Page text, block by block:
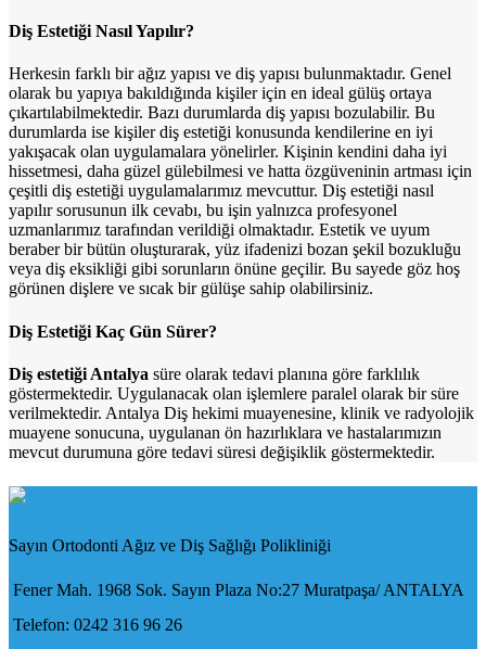
Diş Estetiği Nasıl Yapılır?
Herkesin farklı bir ağız yapısı ve diş yapısı bulunmaktadır. Genel
olarak bu yapıya bakıldığında kişiler için en ideal gülüş ortaya
çıkartılabilmektedir. Bazı durumlarda diş yapısı bozulabilir. Bu
durumlarda ise kişiler diş estetiği konusunda kendilerine en iyi
yakışacak olan uygulamalara yönelirler. Kişinin kendini daha iyi
hissetmesi, daha güzel gülebilmesi ve hatta özgüveninin artması için
çeşitli diş estetiği uygulamalarımız mevcuttur. Diş estetiği nasıl
yapılır sorusunun ilk cevabı, bu işin yalnızca profesyonel
uzmanlarımız tarafından verildiği olmaktadır. Estetik ve uyum
beraber bir bütün oluşturarak, yüz ifadenizi bozan şekil bozukluğu
veya diş eksikliği gibi sorunların önüne geçilir. Bu sayede göz hoş
görünen dişlere ve sıcak bir gülüşe sahip olabilirsiniz.
Diş Estetiği Kaç Gün Sürer?
Diş estetiği Antalya süre olarak tedavi planına göre farklılık
göstermektedir. Uygulanacak olan işlemlere paralel olarak bir süre
verilmektedir. Antalya Diş hekimi muayenesine, klinik ve radyolojik
muayene sonucuna, uygulanan ön hazırlıklara ve hastalarımızın
mevcut durumuna göre tedavi süresi değişiklik göstermektedir.
Sayın Ortodonti Ağız ve Diş Sağlığı Polikliniği
Fener Mah. 1968 Sok. Sayın Plaza No:27 Muratpaşa/ ANTALYA
Telefon: 0242 316 96 26